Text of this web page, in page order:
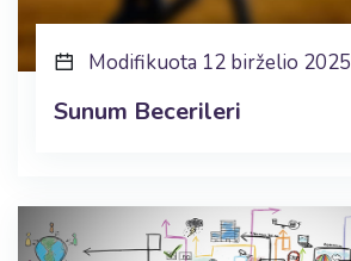
Modifikuota 12 birželio 2025
Sunum Becerileri